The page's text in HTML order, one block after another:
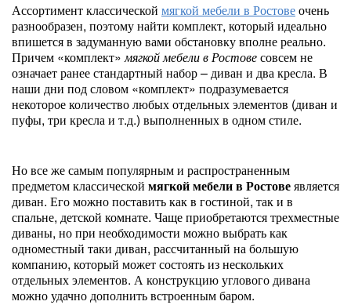
Ассортимент классической мягкой мебели в Ростовеочень
разнообразен, поэтому найти комплект, который идеально
впишется в задуманную вами обстановку вполне реально.
Причем «комплект»мягкой мебели в Ростовесовсем не
означает ранее стандартный набор – диван и два кресла. В
наши дни под словом «комплект» подразумевается
некоторое количество любых отдельных элементов (диван и
пуфы, три кресла и т.д.) выполненных в одном стиле.
Но все же самым популярным и распространенным
предметом классической мягкой мебели в Ростовеявляется
диван. Его можно поставить как в гостиной, так и в
спальне, детской комнате. Чаще приобретаются трехместные
диваны, но при необходимости можно выбрать как
одноместный таки диван, рассчитанный на большую
компанию, который может состоять из нескольких
отдельных элементов. А конструкцию углового дивана
можно удачно дополнить встроенным баром.